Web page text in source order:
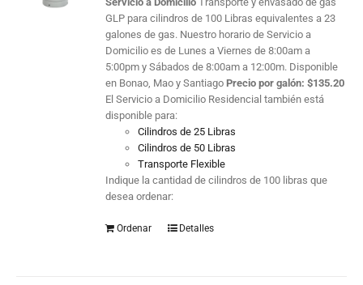
GLP para cilindros de 100 Libras equivalentes a 23
galones de gas. Nuestro horario de Servicio a
Domicilio es de Lunes a Viernes de 8:00am a
5:00pm y Sábados de 8:00am a 12:00m. Disponible
en Bonao, Mao y SantiagoPrecio por galón:$135.20
El Servicio a Domicilio Residencial también está
disponible para:
Cilindros de 25 Libras
Cilindros de 50 Libras
Transporte Flexible
Indique la cantidad de cilindros de 100 libras que
desea ordenar:
Ordenar Detalles